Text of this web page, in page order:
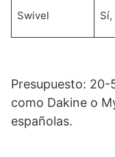
Swivel Sí,
Presupuesto:
como Dakine o
españolas.